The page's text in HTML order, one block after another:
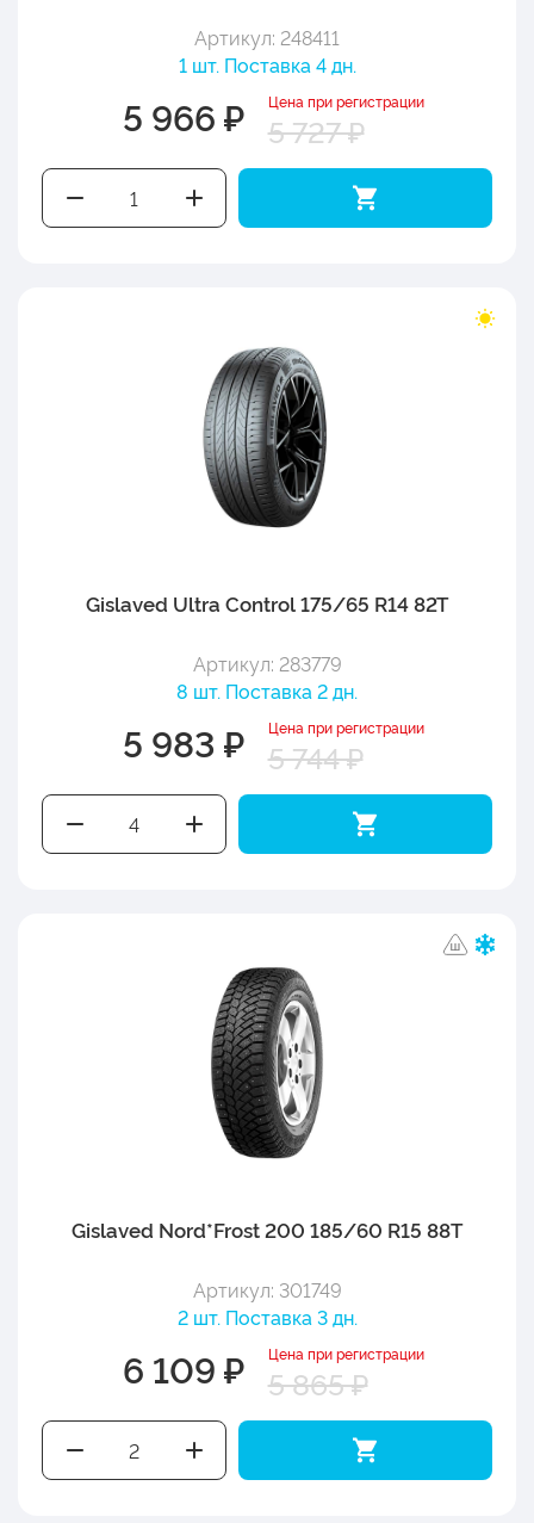
Артикул: 248411
1 шт. Поставка 4 дн.
5 966 ₽ Цена при регистрации
5 727 ₽
Gislaved Ultra Control 175/65 R14 82T
Артикул: 283779
8 шт. Поставка 2 дн.
5 983 ₽ Цена при регистрации
5 744 ₽
Gislaved Nord*Frost 200 185/60 R15 88T
Артикул: 301749
2 шт. Поставка 3 дн.
6 109 ₽ Цена при регистрации
5 865 ₽